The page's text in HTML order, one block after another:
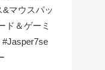
&マウスパッ
ド＆ゲーミ
#Jasper7se